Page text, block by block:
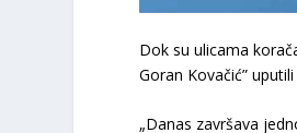
​Dok su ulicama
Goran Kovačić”
„Danas završava